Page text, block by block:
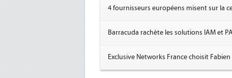
4 fournisseurs européens misent sur la
Barracuda rachète les solutions IAM et
Exclusive Networks France choisit